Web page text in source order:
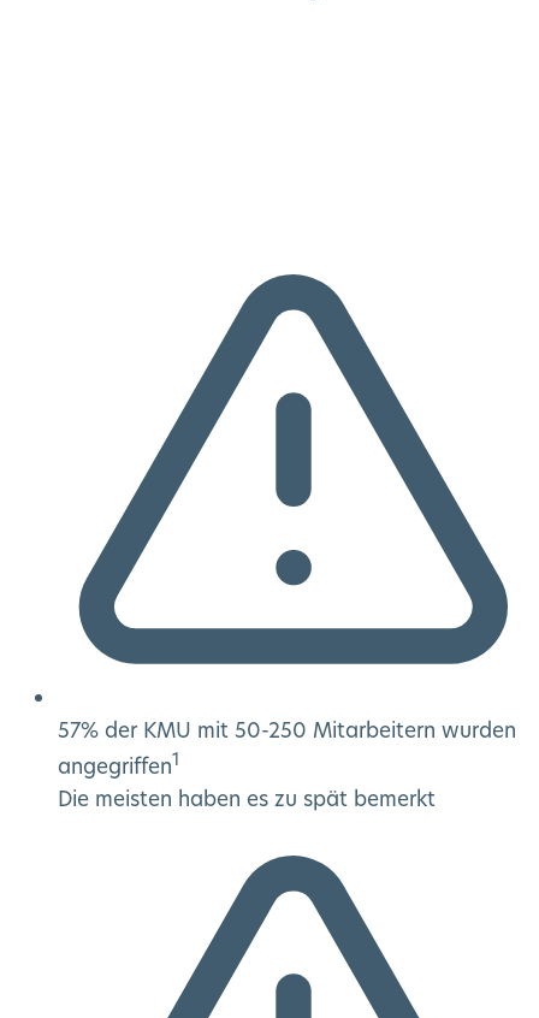
57% der KMU mit 50-250 Mitarbeitern wurden
angegriffen1
Die meisten haben es zu spät bemerkt